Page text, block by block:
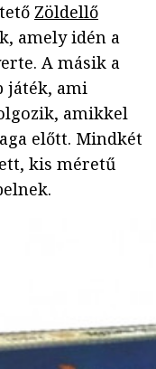
Zöldellő
amely idén a
A másik a
játék, ami
amikkel
előtt. Mindkét
kis méretű